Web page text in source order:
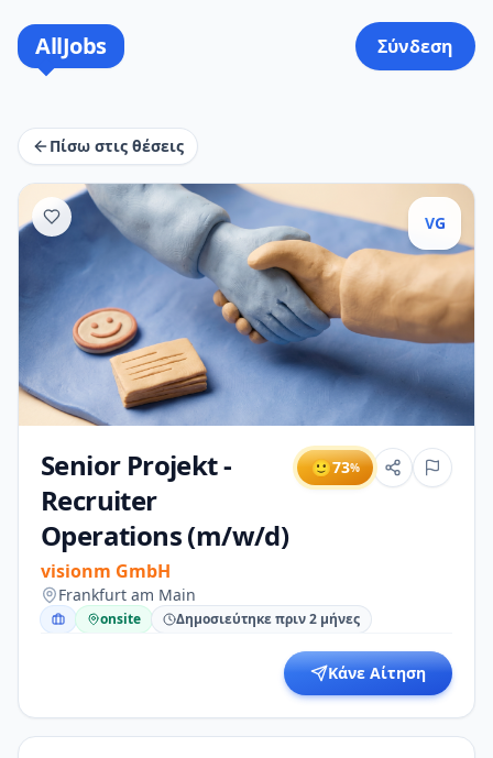
AllJobs Σύνδεση
Πίσω στις θέσεις
VG
Senior Projekt -
Recruiter
Operations (m/w/d)
visionm GmbH
🙂73%
Frankfurt am Main
onsite Δημοσιεύτηκε πριν 2 μήνες
Κάνε Αίτηση